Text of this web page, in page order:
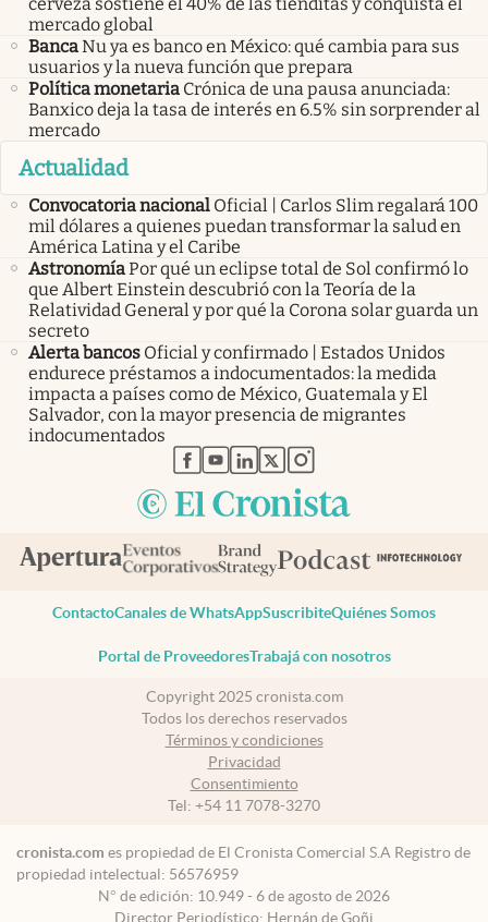
mercado global
BancaNu ya es banco en México: qué cambia para sus
usuarios y la nueva función que prepara
Política monetaria Crónica de una pausa anunciada:
Banxico deja la tasa de interés en 6.5% sin sorprender al
mercado
Actualidad
Convocatoria nacional Oficial | Carlos Slim regalará 100
mil dólares a quienes puedan transformar la salud en
América Latina y el Caribe
AstronomíaPor qué un eclipse total de Sol confirmó lo
que Albert Einstein descubrió con la Teoría de la
Relatividad General y por qué la Corona solar guarda un
secreto
Alerta bancos Oficial y confirmado | Estados Unidos
endurece préstamos a indocumentados: la medida
impacta a países como de México, Guatemala y El
Salvador, con la mayor presencia de migrantes
indocumentados
abre en nueva pestaña
abre en nueva pestaña
abre en nueva pestaña
abre en nueva pestaña
abre en nueva pestaña
ContactoCanales de WhatsAppSuscribiteQuiénes Somos
Portal de ProveedoresTrabajá con nosotros
Copyright 2025 cronista.com
Todos los derechos reservados
Términos y condiciones
Privacidad
Consentimiento
Tel: +54 11 7078-3270
cronista.com es propiedad de El Cronista Comercial S.A Registro de
propiedad intelectual: 56576959
N° de edición: 10.949 - 6 de agosto de 2026
Director Periodístico: Hernán de Goñi